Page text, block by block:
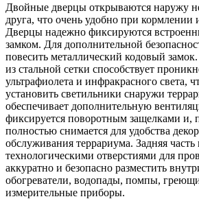
Двойные дверцы открываются наружу
друга, что очень удобно при кормлении
Дверцы надежно фиксируются
замком. Для дополнительной
повесить металлический кодовый
из стальной сетки способствует
ультрафиолета и инфракрасного света,
установить светильники снаружи
обеспечивает дополнительную
фиксируется поворотным защелками и,
полностью снимается для удобства
обслуживания террариума. Задняя
технологическими отверстиями для
аккуратно и безопасно разместить
обогреватели, водопады, помпы,
измерительные приборы.